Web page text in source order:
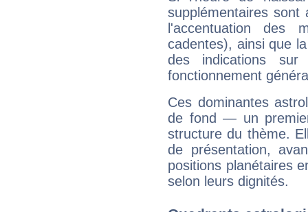
supplémentaires sont
l'accentuation des
cadentes), ainsi que
des indications sur
fonctionnement
Ces dominantes
de fond — un
structure du thème.
de présentation,
positions planétaires
selon leurs dignités.